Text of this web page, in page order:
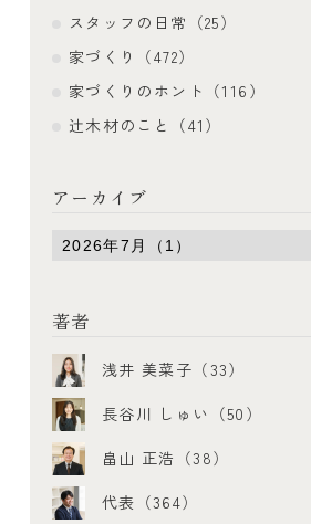
スタッフの日常（25）
家づくり（472）
家づくりのホント（116）
辻木材のこと（41）
アーカイブ
著者
浅井 美菜子（33）
長谷川 しゅい（50）
畠山 正浩（38）
代表（364）